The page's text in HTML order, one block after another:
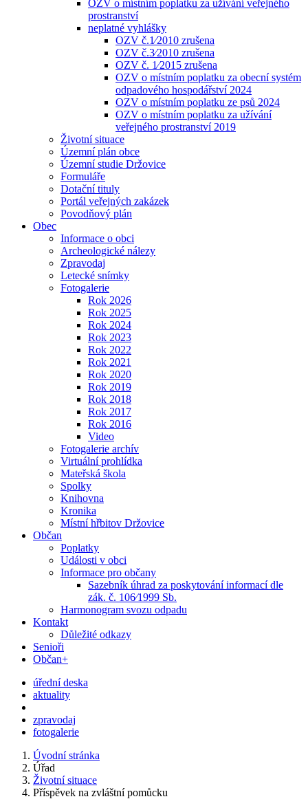
OZV o místním poplatku za užívání veřejného
prostranství
neplatné vyhlášky
OZV č.1⁄2010 zrušena
OZV č.3⁄2010 zrušena
OZV č. 1⁄2015 zrušena
OZV o místním poplatku za obecní systém
odpadového hospodářství 2024
OZV o místním poplatku ze psů 2024
OZV o místním poplatku za užívání
veřejného prostranství 2019
Životní situace
Územní plán obce
Územní studie Držovice
Formuláře
Dotační tituly
Portál veřejných zakázek
Povodňový plán
Obec
Informace o obci
Archeologické nálezy
Zpravodaj
Letecké snímky
Fotogalerie
Rok 2026
Rok 2025
Rok 2024
Rok 2023
Rok 2022
Rok 2021
Rok 2020
Rok 2019
Rok 2018
Rok 2017
Rok 2016
Video
Fotogalerie archív
Virtuální prohlídka
Mateřská škola
Spolky
Knihovna
Kronika
Místní hřbitov Držovice
Občan
Poplatky
Události v obci
Informace pro občany
Sazebník úhrad za poskytování informací dle
zák. č. 106⁄1999 Sb.
Harmonogram svozu odpadu
Kontakt
Důležité odkazy
Senioři
Občan+
úřední deska
aktuality
zpravodaj
fotogalerie
Úvodní stránka
Úřad
Životní situace
Příspěvek na zvláštní pomůcku